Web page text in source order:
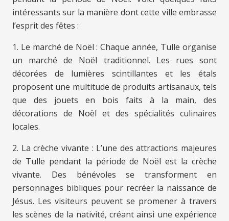
intéressants sur la manière dont cette ville embrasse
l’esprit des fêtes :
1. Le marché de Noël : Chaque année, Tulle organise
un marché de Noël traditionnel. Les rues sont
décorées de lumières scintillantes et les étals
proposent une multitude de produits artisanaux, tels
que des jouets en bois faits à la main, des
décorations de Noël et des spécialités culinaires
locales.
2. La crèche vivante : L’une des attractions majeures
de Tulle pendant la période de Noël est la crèche
vivante. Des bénévoles se transforment en
personnages bibliques pour recréer la naissance de
Jésus. Les visiteurs peuvent se promener à travers
les scènes de la nativité, créant ainsi une expérience